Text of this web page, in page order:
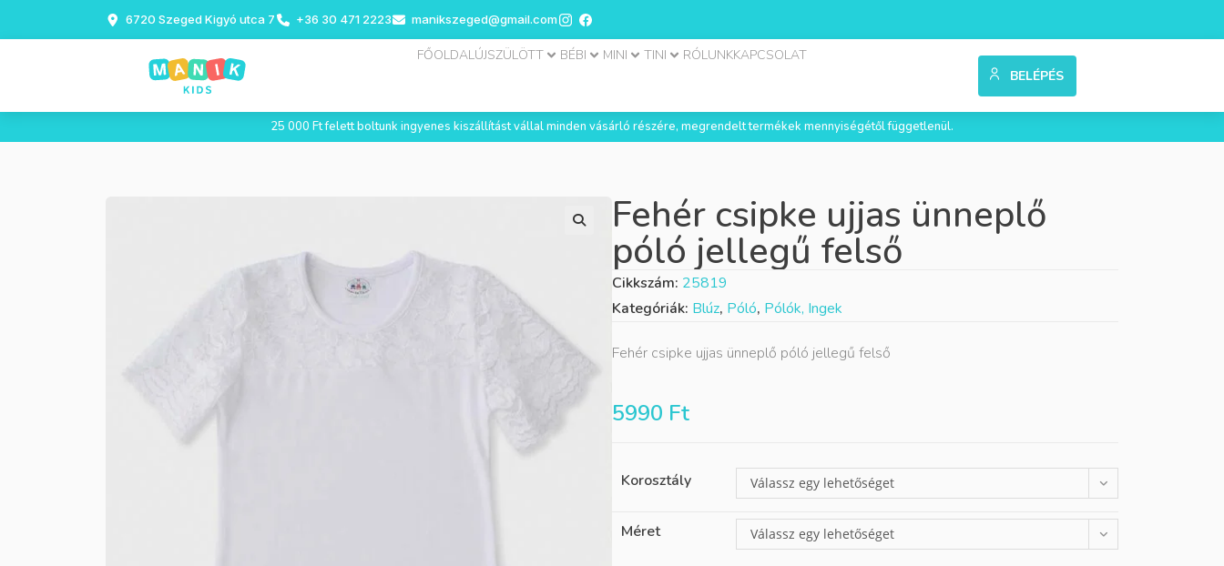
6720 Szeged Kigyó utca 7 +36 30 471 2223 manikszeged@gmail.com
FŐOLDALÚJSZÜLÖTT BÉBI MINI TINI RÓLUNKKAPCSOLAT
BELÉPÉS
25 000 Ft felett boltunk ingyenes kiszállítást vállal minden vásárló részére, megrendelt termékek mennyiségétől függetlenül.
Fehér csipke ujjas ünneplő
póló jellegű felső
Cikkszám: 25819
Kategóriák: Blúz, Póló, Pólók, Ingek
Fehér csipke ujjas ünneplő póló jellegű felső
5990 Ft
Korosztály Válassz egy lehetőséget
Méret Válassz egy lehetőséget